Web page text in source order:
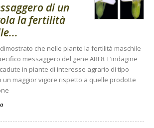
di un
la fertilità
che nelle piante la fertilità maschile
messaggero del gene ARF8. L’indagine
in piante di interesse agrario di tipo
un maggior vigore rispetto a quelle prodotte